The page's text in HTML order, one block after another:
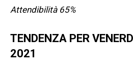
Attendibilità 65%
TENDENZA PER
2021